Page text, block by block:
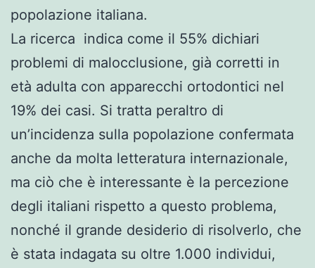
popolazione italiana.
La ricerca indica come il 55% dichiari
problemi di malocclusione, già corretti in
età adulta con apparecchi ortodontici nel
19% dei casi. Si tratta peraltro di
un’incidenza sulla popolazione confermata
anche da molta letteratura internazionale,
ma ciò che è interessante è la percezione
degli italiani rispetto a questo problema,
nonché il grande desiderio di risolverlo, che
è stata indagata su oltre 1.000 individui,